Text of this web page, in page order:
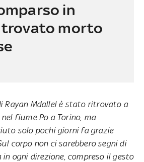
in
trovato morto
Rayan Mdallel è stato ritrovato a
fiume Po a Torino, ma
solo pochi giorni fa grazie
corpo non ci sarebbero segni di
in ogni direzione, compreso il gesto